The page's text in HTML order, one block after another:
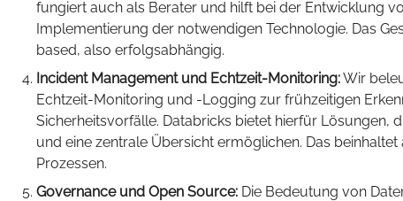
fungiert auch als Berater und hilft bei der Entwicklung
Implementierung der notwendigen Technologie. Das
based, also erfolgsabhängig.
Incident Management und Echtzeit-Monitoring:Wir
Echtzeit-Monitoring und -Logging zur frühzeitigen
Sicherheitsvorfälle. Databricks bietet hierfür Lösungen,
und eine zentrale Übersicht ermöglichen. Das
Prozessen.
Governance und Open Source: Die Bedeutung von